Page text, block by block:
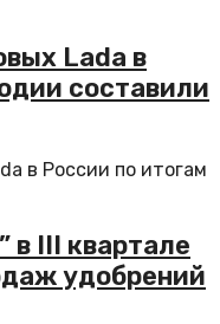
Lada в
составили
в России по итогам
в III квартале
удобрений